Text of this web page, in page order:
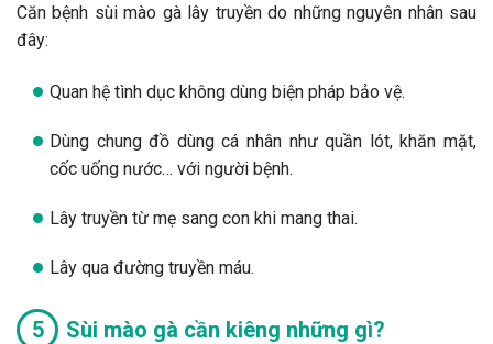
Căn bệnh sùi mào gà lây truyền do những nguyên nhân sau
đây:
Quan hệ tình dục không dùng biện pháp bảo vệ.
Dùng chung đồ dùng cá nhân như quần lót, khăn mặt,
cốc uống nước… với người bệnh.
Lây truyền từ mẹ sang con khi mang thai.
Lây qua đường truyền máu.
Sùi mào gà cần kiêng những gì?